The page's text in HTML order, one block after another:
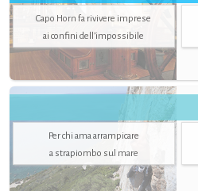
Capo Horn fa rivivere imprese
ai confini dell’impossibile
Per chi ama arrampicare
a strapiombo sul mare